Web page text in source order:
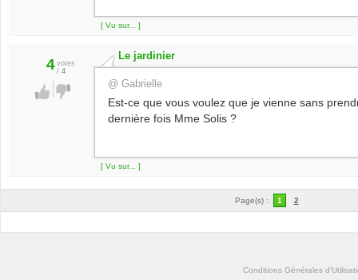
[ Vu sur... ]
4 votes
/ 4
Le jardinier
@ Gabrielle
Est-ce que vous voulez que je vienne sans
dernière fois Mme Solis ?
[ Vu sur... ]
Page(s) : 1 2
Conditions Générales